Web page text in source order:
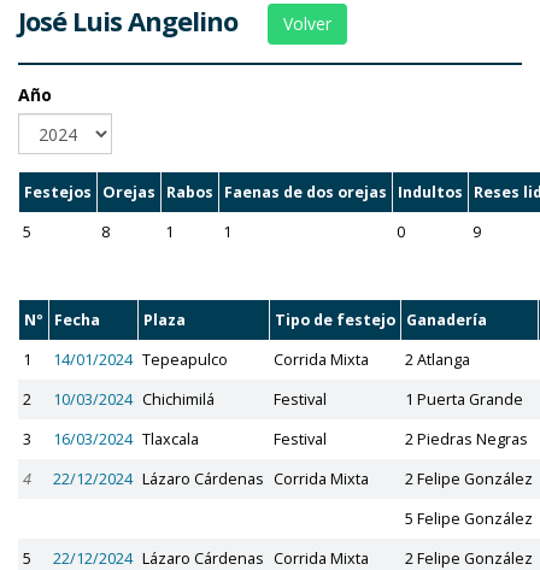
José Luis Angelino Volver
Año
Festejos Orejas Rabos Faenas de dos orejas Indultos
Reses
5
8 1 1 0 9
Nº Fecha Plaza Tipo de festejo Ganadería
1
14/01/2024 Tepeapulco Corrida Mixta
2 Atlanga
2
10/03/2024 Chichimilá Festival
1 Puerta Grande
3
16/03/2024 Tlaxcala Festival
2 Piedras Negras
4
22/12/2024 Lázaro Cárdenas Corrida Mixta
2 Felipe González
5 Felipe González
5
22/12/2024 Lázaro Cárdenas Corrida Mixta
2 Felipe González